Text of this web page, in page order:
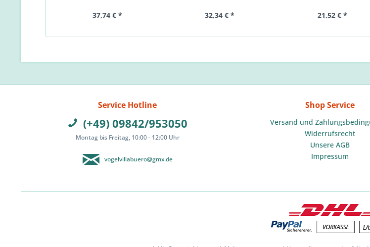
37,74 € * 32,34 € * 21,52 € *
Service Hotline
(+49) 09842/953050
Montag bis Freitag, 10:00 - 12:00 Uhr
vogelvillabuero@gmx.de
Shop Service
Versand und
Widerrufsrecht
Unsere AGB
Impressum